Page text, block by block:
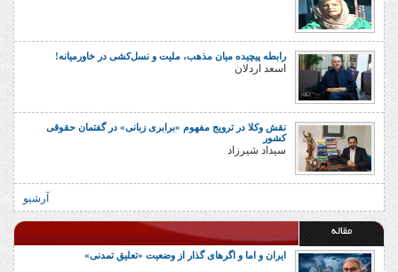
رابطه پیچیده میان مذهب، ملیت و نسل‌کشی در خاورمیانه!
اسعد اردلان
نقش وکلا در ترویج مفهوم «برابری زبانی» در گفتمان حقوقی
کشور
سیداد شیرزاد
آرشیو
مقاله
ایران و اما و اگرهای گذار از وضعیت «تعلیق تمدنی»